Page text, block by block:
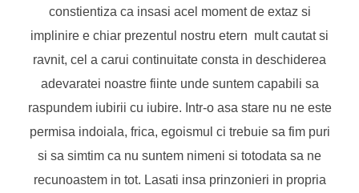
constientiza ca insasi acel moment de extaz si
implinire e chiar prezentul nostru etern mult cautat si
ravnit, cel a carui continuitate consta in deschiderea
adevaratei noastre fiinte unde suntem capabili sa
raspundem iubirii cu iubire. Intr-o asa stare nu ne este
permisa indoiala, frica, egoismul ci trebuie sa fim puri
si sa simtim ca nu suntem nimeni si totodata sa ne
recunoastem in tot. Lasati insa prinzonieri in propria